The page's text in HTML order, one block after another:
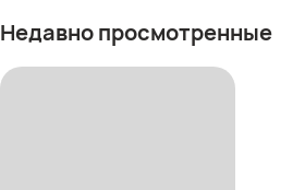
Недавно просмотренные